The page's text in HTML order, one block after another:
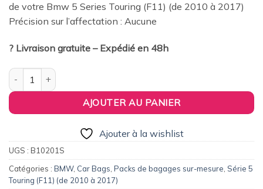
de votre Bmw 5 Series Touring (F11) (de 2010 à 2017)
Précision sur l’affectation : Aucune
? Livraison gratuite – Expédié en 48h
quantité de Pack de 6 sacs de voyage sur-mesure pour Bmw
AJOUTER AU PANIER
Ajouter à la wishlist
UGS : B10201S
Catégories : BMW, Car Bags Packs de bagages sur-mesure Série 5
Touring (F11) (de 2010 à 2017)